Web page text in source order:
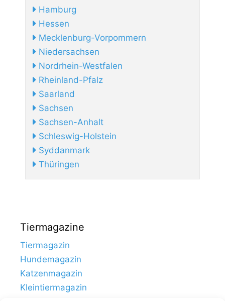
Hamburg
Hessen
Mecklenburg-Vorpommern
Niedersachsen
Nordrhein-Westfalen
Rheinland-Pfalz
Saarland
Sachsen
Sachsen-Anhalt
Schleswig-Holstein
Syddanmark
Thüringen
Tiermagazine
Tiermagazin
Hundemagazin
Katzenmagazin
Kleintiermagazin